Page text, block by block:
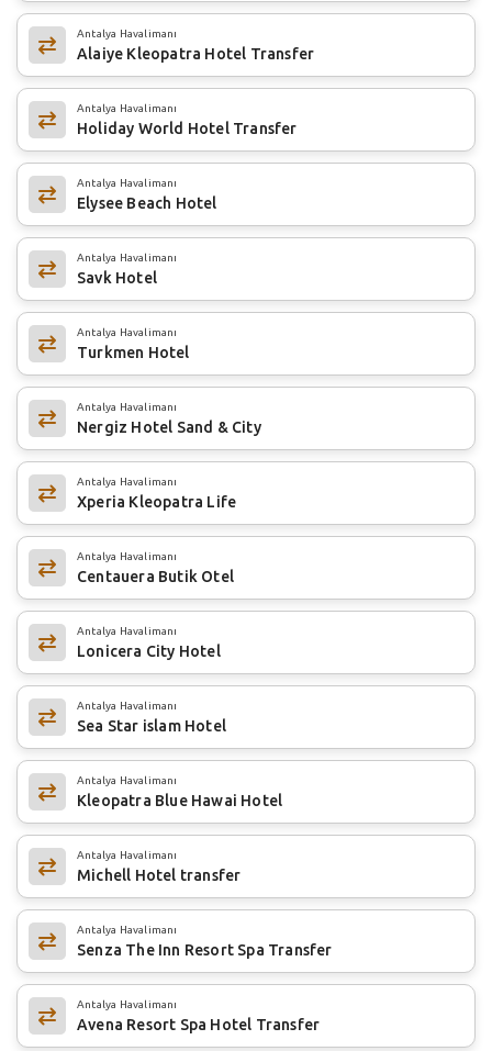
Antalya Havalimanı
Alaiye Kleopatra Hotel Transfer
Antalya Havalimanı
Holiday World Hotel Transfer
Antalya Havalimanı
Elysee Beach Hotel
Antalya Havalimanı
Savk Hotel
Antalya Havalimanı
Turkmen Hotel
Antalya Havalimanı
Nergiz Hotel Sand & City
Antalya Havalimanı
Xperia Kleopatra Life
Antalya Havalimanı
Centauera Butik Otel
Antalya Havalimanı
Lonicera City Hotel
Antalya Havalimanı
Sea Star islam Hotel
Antalya Havalimanı
Kleopatra Blue Hawai Hotel
Antalya Havalimanı
Michell Hotel transfer
Antalya Havalimanı
Senza The Inn Resort Spa Transfer
Antalya Havalimanı
Avena Resort Spa Hotel Transfer